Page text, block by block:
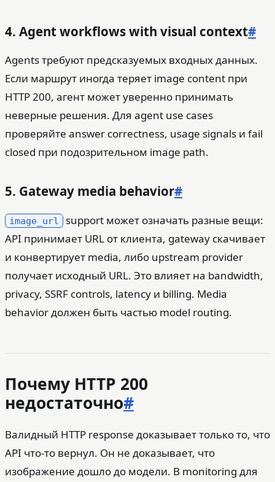
4. Agent workflows with visual context#
Agents требуют предсказуемых входных данных.
Если маршрут иногда теряет image content при
HTTP 200, агент может уверенно принимать
неверные решения. Для agent use cases
проверяйте answer correctness, usage signals и fail
closed при подозрительном image path.
5. Gateway media behavior#
image_url
support может означать разные вещи:
API принимает URL от клиента, gateway скачивает
и конвертирует media, либо upstream provider
получает исходный URL. Это влияет на bandwidth,
privacy, SSRF controls, latency и billing. Media
behavior должен быть частью model routing.
Почему HTTP 200
недостаточно#
Валидный HTTP response доказывает только то, что
API что-то вернул. Он не доказывает, что
изображение дошло до модели. В monitoring для